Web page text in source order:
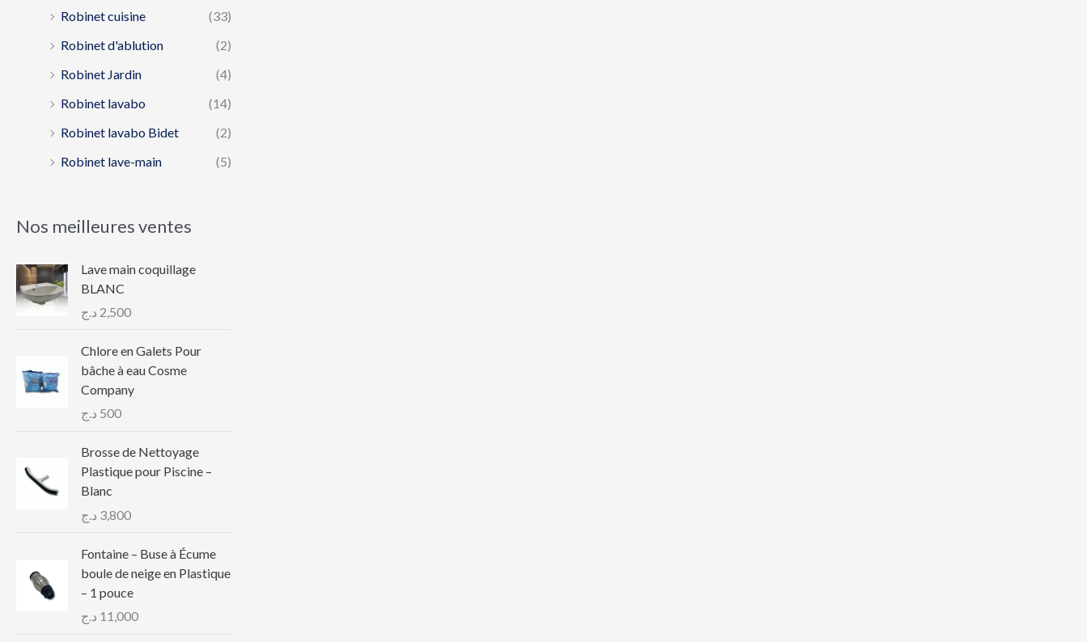
Robinet cuisine
(33)
Robinet d'ablution
(2)
Robinet Jardin
(4)
Robinet lavabo
(14)
Robinet lavabo Bidet
(2)
Robinet lave-main
(5)
Nos meilleures ventes
Lave main coquillage
BLANC
2,500 د.ج
Chlore en Galets Pour
bâche à eau Cosme
Company
500 د.ج
Brosse de Nettoyage
Plastique pour Piscine –
Blanc
3,800 د.ج
Fontaine – Buse à Écume
boule de neige en Plastique
– 1 pouce
11,000 د.ج